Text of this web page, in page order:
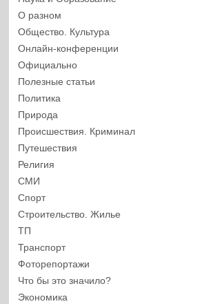
О разном
Общество. Культура
Онлайн-конференции
Официально
Полезные статьи
Политика
Природа
Происшествия. Криминал
Путешествия
Религия
СМИ
Спорт
Строительство. Жилье
ТП
Транспорт
Фоторепортажи
Что бы это значило?
Экономика